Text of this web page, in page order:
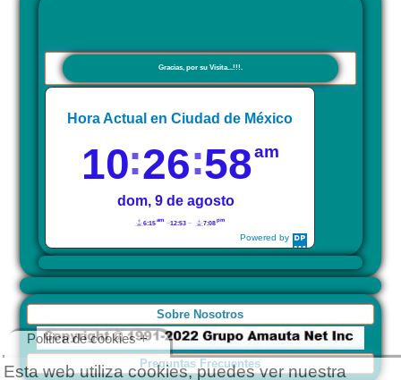
Gracias, por su Visita...!!!.
Powered by
DaysPedia.com
Hora Actual en Ciudad de México
10 26 58am
dom, 9 de agosto
6:15 am 12:53 7:08 pm
Sobre Nosotros
Preguntas Frecuentes
Esta web utiliza cookies, puedes ver nuestra
Politica de cookies +